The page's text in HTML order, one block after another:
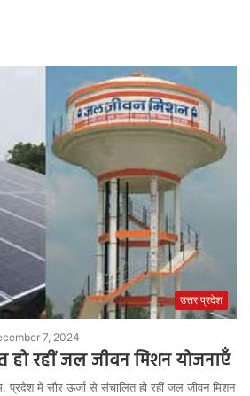
उत्तर प्रदेश
7, 2024
हो रहीं जल जीवन मिशन योजनाएँ
प्रदेश में सौर ऊर्जा से संचालित हो रहीं जल जीवन मिशन